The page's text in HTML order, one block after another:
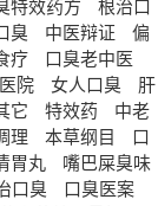
特效药方
根治口
臭 中医辩证
偏
疗
口臭老中医
院 女人口臭
肝
它 特效药
中老
理 本草纲目
口
胃丸
嘴巴屎臭味
口臭
口臭医案